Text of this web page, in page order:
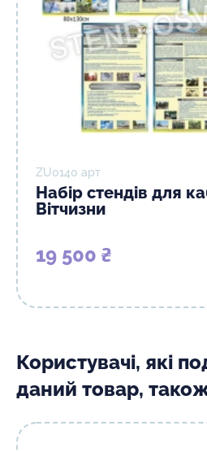
ZU0140 арт
Набір стендів для
Вітчизни
19 500 ₴
Користувачі, які
даний товар,